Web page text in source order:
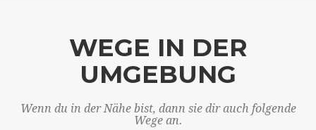
WEGE IN DER
UMGEBUNG
Wenn du in der Nähe bist, dann sie dir auch folgende
Wege an.